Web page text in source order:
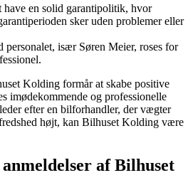
have en solid garantipolitik, hvor
sker uden problemer eller
personalet, især Søren Meier, roses for
Kolding formår at skabe positive
imødekommende og professionelle
efter en bilforhandler, der vægter
højt, kan Bilhuset Kolding være
af Bilhuset